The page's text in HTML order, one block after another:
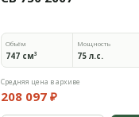
Объём
747 см³
Мощность
75 л.с.
Средняя цена в архиве
208 097 ₽